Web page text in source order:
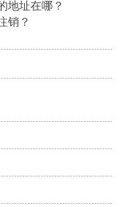
地址在哪？
销？